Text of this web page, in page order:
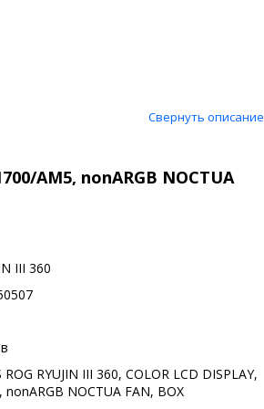
Свернуть описание
AM5, nonARGB NOCTUA
III 360
RYUJIN III 360, COLOR LCD DISPLAY,
nonARGB NOCTUA FAN, BOX